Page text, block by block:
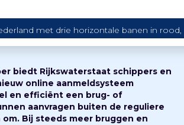
biedt Rijkswaterstaat schippers en
online aanmeldsysteem
en efficiënt een brug- of
aanvragen buiten de reguliere
Bij steeds meer bruggen en